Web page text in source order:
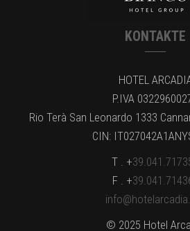
KONTAKTE
HOTEL
P.IVA
Rio Terà San Leonardo 1333
CIN:
T . +
F . +
© 2025 Hotel